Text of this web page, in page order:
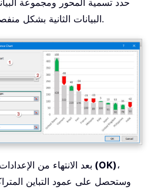
البيانات الثانية بشكل.
. بعد الانتهاء من موافق (OK)،
وستحصل على عمود التباين